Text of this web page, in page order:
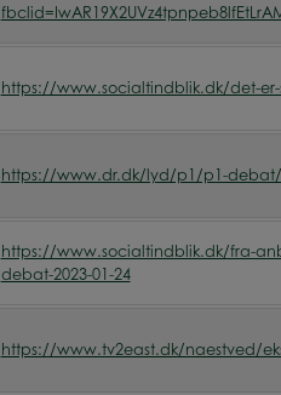
https://www.socialtindblik.dk/det-
https://www.dr.dk/lyd/p1/p1-debat/
https://www.socialtindblik.dk/fra-
debat-2023-01-24
https://www.tv2east.dk/naestved/